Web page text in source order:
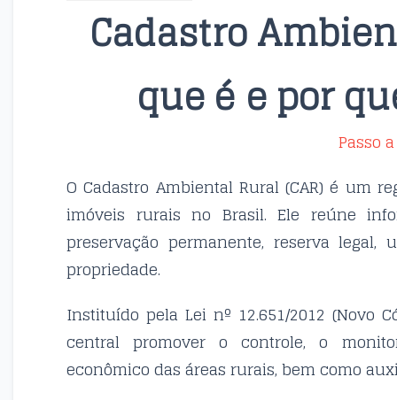
Cadastro
que é e por
Passo
O Cadastro Ambiental Rural (CAR) é um
imóveis rurais no Brasil. Ele reúne
preservação permanente, reserva
propriedade.
Instituído pela Lei nº 12.651/2012 (Novo
central promover o controle, o
econômico das áreas rurais, bem como